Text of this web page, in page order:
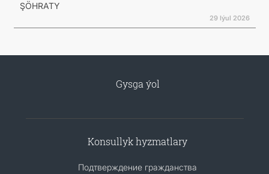
ŞÖHRATY
29 Iýul 2026
Gysga ýol
Konsullyk hyzmatlary
Подтверждение гражданства